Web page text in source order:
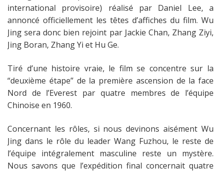
international provisoire) réalisé par Daniel Lee, a
annoncé officiellement les têtes d’affiches du film. Wu
Jing sera donc bien rejoint par Jackie Chan, Zhang Ziyi,
Jing Boran, Zhang Yi et Hu Ge.
Tiré d’une histoire vraie, le film se concentre sur la
“deuxième étape” de la première ascension de la face
Nord de l’Everest par quatre membres de l’équipe
Chinoise en 1960.
Concernant les rôles, si nous devinons aisément Wu
Jing dans le rôle du leader Wang Fuzhou, le reste de
l’équipe intégralement masculine reste un mystère.
Nous savons que l’expédition final concernait quatre